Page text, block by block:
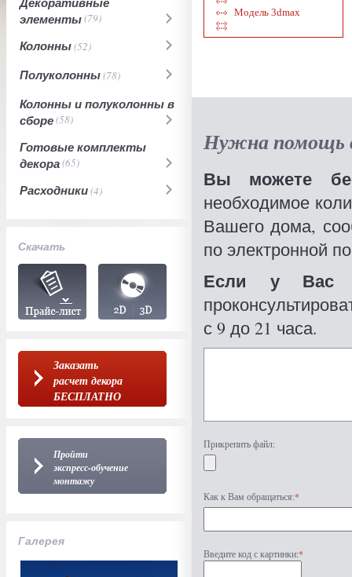
элементы(79)
Колонны(52)
Полуколонны(78)
Колонны и полуколонны в
сборе(58)
Готовые комплекты
декора(65)
Расходники(4)
Скачать
Заказать
расчет декора
БЕСПЛАТНО
Пройти
экспресс-обучение
монтажу
Галерея
Модель 3dmax
Нужна помощь
Вы можете
необходимое
Вашего дома,
по электронной
Если у Вас
с 9 до 21 часа.
Прикрепить файл:
Как к Вам обращаться:*
Введите код с картинки:*